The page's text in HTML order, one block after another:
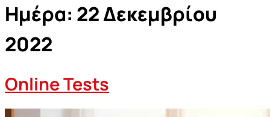
Ημέρα: 22 Δεκεμβρίου
2022
Online Tests